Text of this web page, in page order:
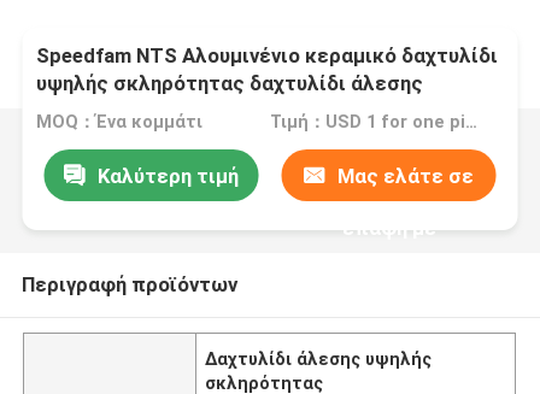
Speedfam NTS Αλουμινένιο κεραμικό δαχτυλίδι
υψηλής σκληρότητας δαχτυλίδι άλεσης
MOQ：Ένα κομμάτι Τιμή：USD 1 for one piece
Καλύτερη τιμή Μας ελάτε σε
επαφή με
Περιγραφή προϊόντων
Δαχτυλίδι άλεσης υψηλής
σκληρότητας